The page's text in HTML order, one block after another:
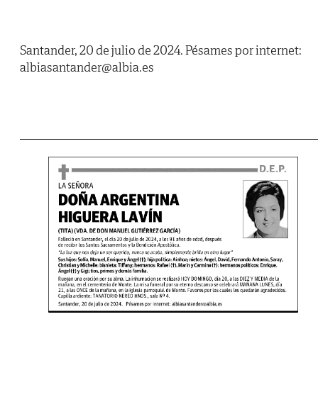
Santander, 20 de julio de 2024. Pésames por internet:
albiasantander@albia.es